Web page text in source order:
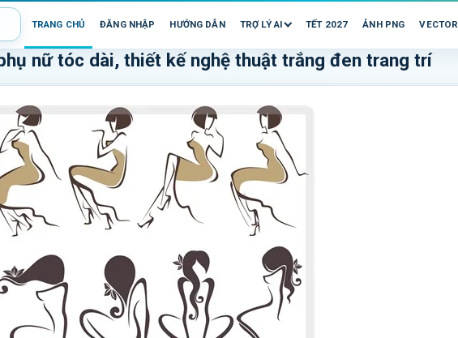
TRANG CHỦ ĐĂNG NHẬP HƯỚNG DẪN TRỢ LÝ AI TẾT 2027 ẢNH PNG VECTOR
nữ tóc dài, thiết kế nghệ thuật trắng đen trang trí